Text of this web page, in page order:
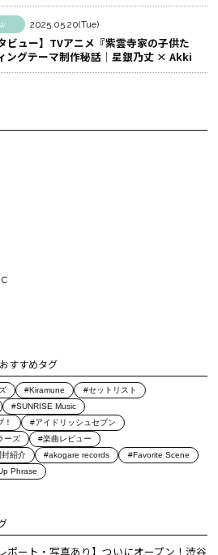
2025.05.20(Tue)
ビュー】TVアニメ『紫雲寺家の子供た
ングテーマ制作秘話│星銀乃丈 × Akki
おすすめタグ
#Kiramune
#セットリスト
#SUNRISE Music
#アイドリッシュセブン
ーズ
#楽曲レビュー
封紹介 #akogare records
#Favorite Scene
Phrase
ポート・写真あり】ついにオープン！渋谷